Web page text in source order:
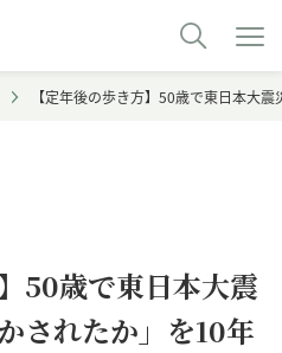
【定年後の歩き方】50歳で東日本大
50歳で東日本大震
されたか」を10年